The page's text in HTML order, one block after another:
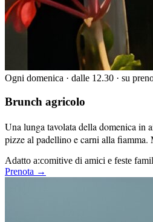
Ogni domenica · dalle 12.30 · su
Brunch agricolo
Una lunga tavolata della domenica in
pizze al padellino e carni alla fiamma.
Adatto a:comitive di amici e feste
Prenota →